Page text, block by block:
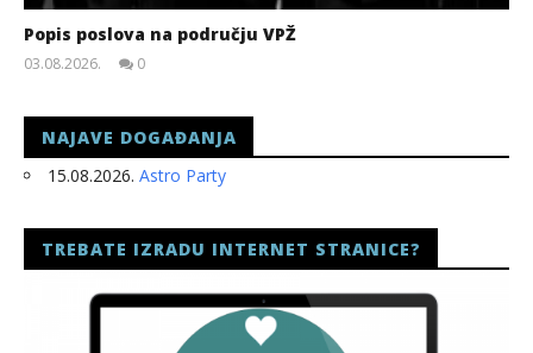
Popis poslova na području VPŽ
03.08.2026.
0
NAJAVE DOGAĐANJA
15.08.2026. Astro Party
TREBATE IZRADU INTERNET STRANICE?